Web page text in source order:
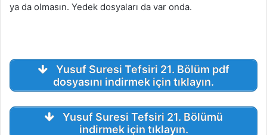
ya da olmasın. Yedek dosyaları da var onda.
Yusuf Suresi Tefsiri 21. Bölüm pdf
dosyasını indirmek için tıklayın.
Yusuf Suresi Tefsiri 21. Bölümü
indirmek için tıklayın.